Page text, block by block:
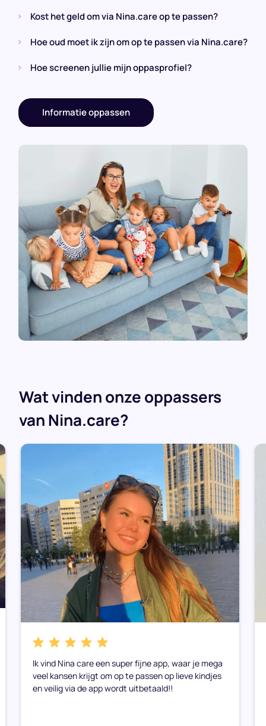
zondag 06 april 2025 14:30 - 17:00
Reageer direct!
Kost het geld om via Nina.care op te passen?
Hoe oud moet ik zijn om op te passen via Nina.care?
Hoe screenen jullie mijn oppasprofiel?
Informatie oppassen
Wat vinden onze oppassers
van Nina.care?
Ik vind Nina care een super fijne app, waar je mega
veel kansen krijgt om op te passen op lieve kindjes
en veilig via de app wordt uitbetaald!!